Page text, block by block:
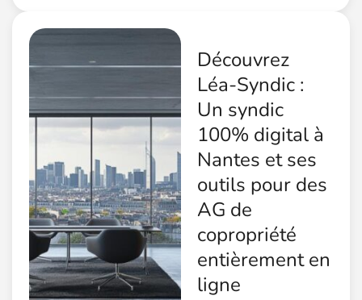
Découvrez
Léa-Syndic :
Un syndic
100% digital à
Nantes et ses
outils pour des
AG de
copropriété
entièrement en
ligne